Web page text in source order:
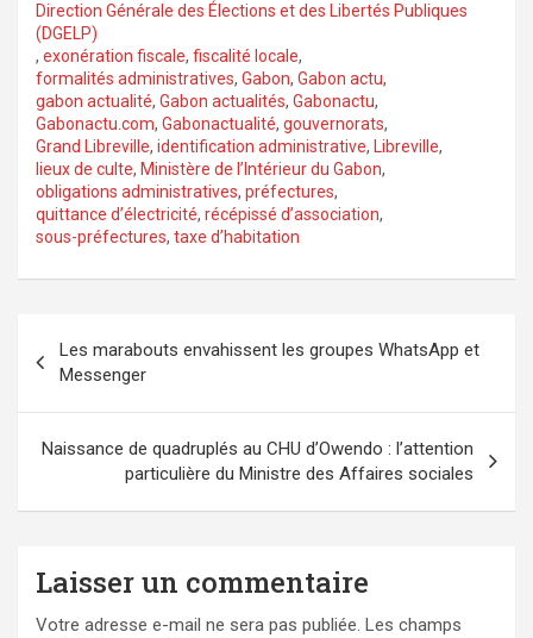
Direction Générale des Élections et des Libertés Publiques
(DGELP)
, exonération fiscale, fiscalité locale,
formalités administratives, Gabon, Gabon actu,
gabon actualité, Gabon actualités, Gabonactu,
Gabonactu.com, Gabonactualité, gouvernorats,
Grand Libreville, identification administrative, Libreville,
lieux de culte, Ministère de l’Intérieur du Gabon,
obligations administratives, préfectures,
quittance d’électricité, récépissé d’association,
sous-préfectures, taxe d’habitation
de
l’article
Les marabouts envahissent les groupes WhatsApp et
Messenger
Naissance de quadruplés au CHU d’Owendo : l’attention
particulière du Ministre des Affaires sociales
Laisser un commentaire
Votre adresse e-mail ne sera pas publiée. Les champs